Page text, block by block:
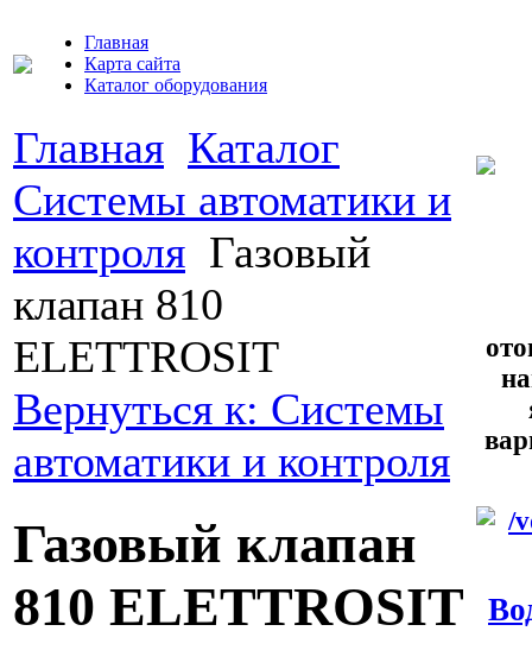
Главная
Карта сайта
Каталог оборудования
Главная Каталог
Системы автоматики и
контроля Газовый
клапан 810
ELETTROSIT
Вернуться к: Системы
автоматики и контроля
Газовый клапан
810 ELETTROSIT